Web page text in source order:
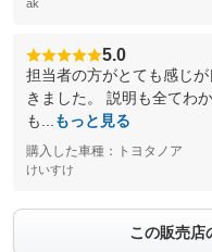
ak
5.0
担当者の方がとても感じ
きました。 説明も全てわ
も...
もっと見る
購入した車種：トヨタノア
けいすけ
この販売店